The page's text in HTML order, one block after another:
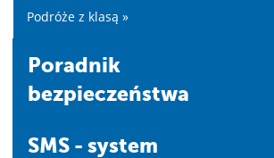
Podróże z klasą »
Poradnik
bezpieczeństwa
SMS - system